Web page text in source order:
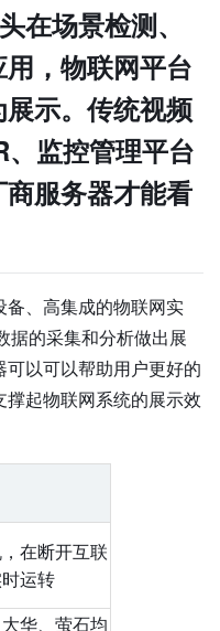
在场景检测、
，物联网平台
示。传统视频
监控管理平台
服务器才能看
、高集成的物联网实
据的采集和分析做出展
以可以帮助用户更好的
起物联网系统的展示效
在断开互联
运转
华、萤石均